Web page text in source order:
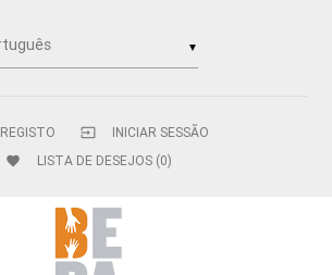
▼
REGISTO INICIAR SESSÃO
input
favorite
LISTA DE DESEJOS (0)